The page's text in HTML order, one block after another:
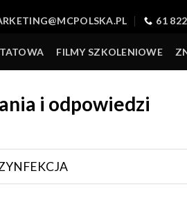
61
FILMY SZKOLENIOWE
i odpowiedzi